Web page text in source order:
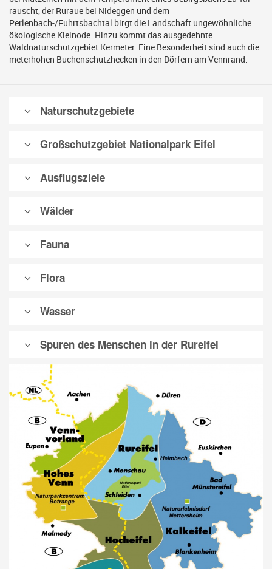
rauscht, der Ruraue bei Nideggen und dem
Perlenbach-/Fuhrtsbachtal birgt die Landschaft ungewöhnliche
ökologische Kleinode. Hinzu kommt das ausgedehnte
Waldnaturschutzgebiet Kermeter. Eine Besonderheit sind auch die
meterhohen Buchenschutzhecken in den Dörfern am Vennrand.
Naturschutzgebiete
Großschutzgebiet Nationalpark Eifel
Ausflugsziele
Wälder
Fauna
Flora
Wasser
Spuren des Menschen in der Rureifel